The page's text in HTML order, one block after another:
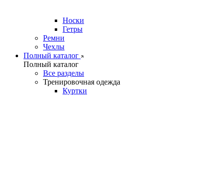
Носки
Гетры
Ремни
Чехлы
Полный каталог
Полный каталог
Все разделы
Тренировочная одежда
Куртки